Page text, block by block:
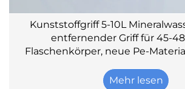
Kunststoffgriff 5-10L
entfernender Griff für 45-
Flaschenkörper, neue Pe-
Mehr lesen